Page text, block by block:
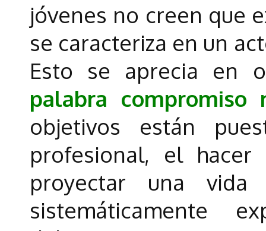
jóvenes no creen que
se caracteriza en un
Esto se aprecia en
palabra
objetivos están
profesional, el
proyectar una
sistemáticamente